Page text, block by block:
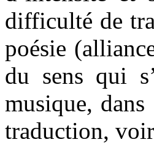
difficulté de
poésie
du sens qui
musique,
traduction,